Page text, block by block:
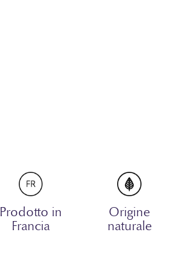
Prodotto in
Francia
Origine
naturale